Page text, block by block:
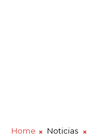
Home Noticias